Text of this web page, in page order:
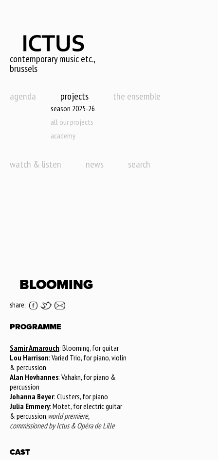
content
contemporary music etc.,
brussels
agenda projects
season 2025-26
all our projects
academy
the ensemble
watch & listen news search
BLOOMING
share:
PROGRAMME
Samir Amarouch: Blooming, for guitar
Lou Harrison: Varied Trio, for piano, violin
& percussion
Alan Hovhannes: Vahakn, for piano &
percussion
Johanna Beyer: Clusters, for piano
Julia Emmery: Motet, for electric guitar
& percussion,world premiere,
commissioned by Ictus & Opéra de Lille
CAST